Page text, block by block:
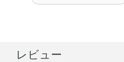
レビュー